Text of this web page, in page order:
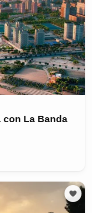
con La Banda